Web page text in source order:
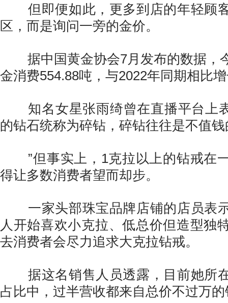
但即便如此，更多到店的年轻顾
区，而是询问一旁的金价。
据中国黄金协会7月发布的数据，
金消费554.88吨，与2022年同期相比
知名女星张雨绮曾在直播平台上
的钻石统称为碎钻，碎钻往往是不值
”但事实上，1克拉以上的钻戒在
得让多数消费者望而却步。
一家头部珠宝品牌店铺的店员表
人开始喜欢小克拉、低总价但造型独
去消费者会尽力追求大克拉钻戒。
据这名销售人员透露，目前她所
占比中，过半营收都来自总价不过万